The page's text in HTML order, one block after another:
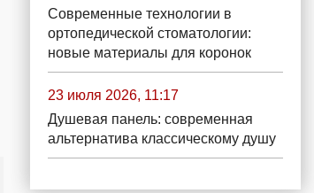
Современные технологии в
ортопедической стоматологии:
новые материалы для коронок
23 июля 2026, 11:17
Душевая панель: современная
альтернатива классическому душу